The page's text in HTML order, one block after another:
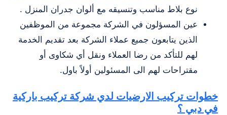
نوع بلاط مناسب وتنسيقه مع ألوان جدران المنزل .
عين المسؤلون في الشركة مجموعة من الموظفين
الذين يتابعون جميع عملاء الشركة بعد تقديم الخدمة
لهم للتأكد من رضا العملاء ونقل أي شكاوى أو
مقتراحات لهم الى المسئولين أولاً باول.
خطوات تركيب الارضيات لدي شركة تركيب باركية
في دبي ؟